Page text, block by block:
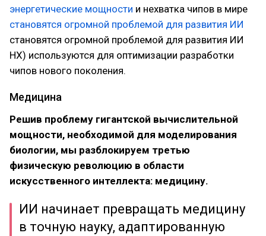
энергетические мощности и нехватка чипов в мире
становятся огромной проблемой для развития ИИ
становятся огромной проблемой для развития ИИ
НХ) используются для оптимизации разработки
чипов нового поколения.
Медицина
Решив проблему гигантской вычислительной
мощности, необходимой для моделирования
биологии, мы разблокируем третью
физическую революцию в области
искусственного интеллекта: медицину.
ИИ начинает превращать медицину
в точную науку, адаптированную